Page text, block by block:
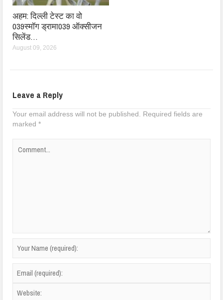
अहम: दिल्ली टेस्ट का वो
039स्मॉग ड्रामा039 ऑक्सीजन
सिलेंड…
August 09, 2026
Leave a Reply
Your email address will not be published.
Required fields are
marked*